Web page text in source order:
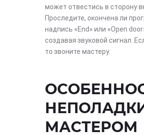
может отвестись в сторону
Проследите, окончена ли
надпись «End» или «Open
создавая звуковой сигнал.
то звоните мастеру.
МАСТЕРОМ